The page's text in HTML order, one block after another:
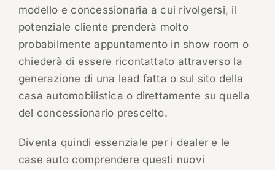
modello e concessionaria a cui rivolgersi, il
potenziale cliente prenderà molto
probabilmente appuntamento in show room o
chiederà di essere ricontattato attraverso la
generazione di una lead fatta o sul sito della
casa automobilistica o direttamente su quella
del concessionario prescelto.
Diventa quindi essenziale per i dealer e le
case auto comprendere questi nuovi